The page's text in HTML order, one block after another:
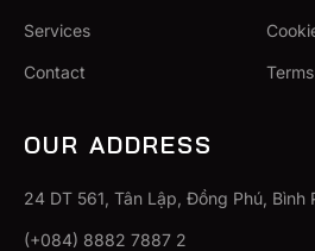
Services
Contact
OUR ADDRESS
24 DT 561, Tân Lập, Đồng Phú,
(+084) 8882 7887 2